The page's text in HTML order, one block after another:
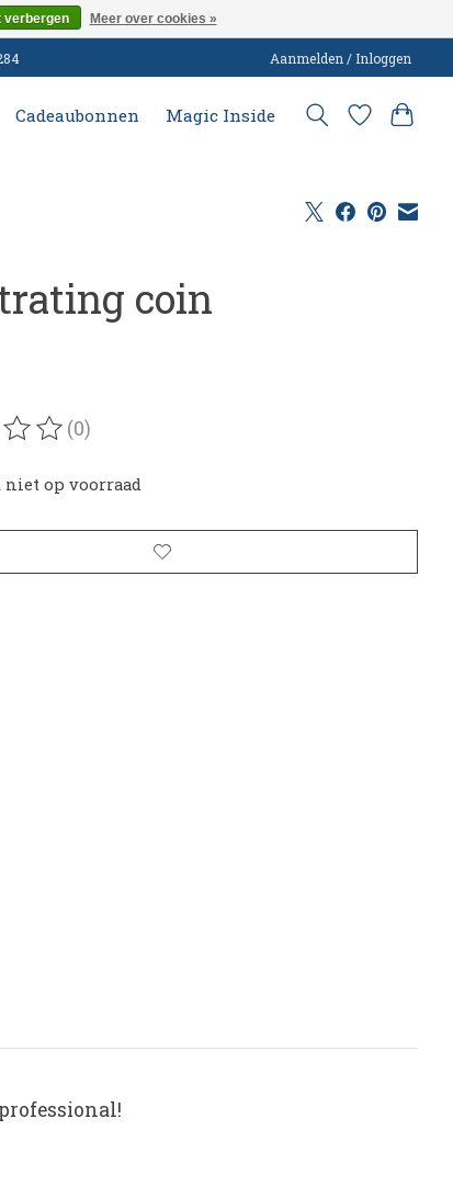
Aanmelden / Inloggen
Cadeaubonnen Magic Inside
coin
van dit product is
(0)
op voorraad
verbergen Meer over cookies »